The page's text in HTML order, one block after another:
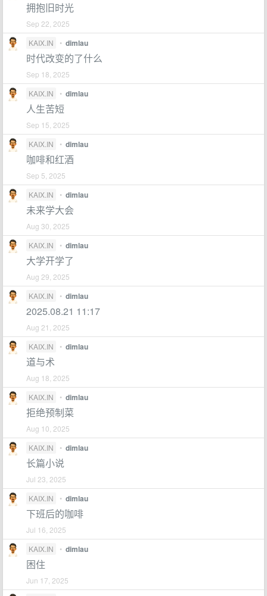
拥抱旧时光
Sep 22, 2025
KAIX.IN
• dimlau
时代改变的了什么
Sep 18, 2025
KAIX.IN
• dimlau
人生苦短
Sep 15, 2025
KAIX.IN
• dimlau
咖啡和红酒
Sep 5, 2025
KAIX.IN
• dimlau
未来学大会
Aug 30, 2025
KAIX.IN
• dimlau
大学开学了
Aug 29, 2025
KAIX.IN
• dimlau
2025.08.21 11:17
Aug 21, 2025
KAIX.IN
• dimlau
道与术
Aug 18, 2025
KAIX.IN
• dimlau
拒绝预制菜
Aug 10, 2025
KAIX.IN
• dimlau
长篇小说
Jul 23, 2025
KAIX.IN
• dimlau
下班后的咖啡
Jul 16, 2025
KAIX.IN
• dimlau
困住
Jun 17, 2025